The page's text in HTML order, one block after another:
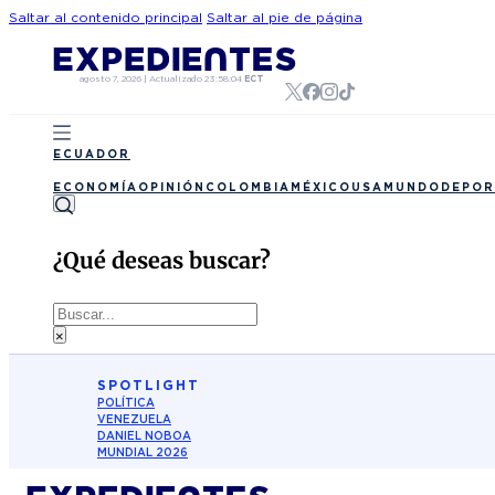
Saltar al contenido principal Saltar al pie de página
agosto 7, 2026 | Actualizado 23:58:04 ECT
ECUADOR
ECONOMÍA OPINIÓN COLOMBIA MÉXICO USA MUNDO
¿Qué deseas buscar?
Buscar
×
SPOTLIGHT
POLÍTICA
VENEZUELA
DANIEL NOBOA
MUNDIAL 2026